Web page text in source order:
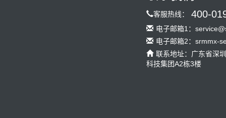
客服热线： 400-
电子邮箱1：
电子邮箱2：srmmx-
联系地址：广东省深
科技集团A2栋3楼